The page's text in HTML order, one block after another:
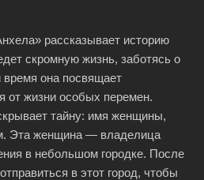
рассказывает историю
скромную жизнь, заботясь о
она посвящает
от жизни особых перемен.
тайну: имя женщины,
Эта женщина — владелица
в небольшом городке. После
в этот город, чтобы